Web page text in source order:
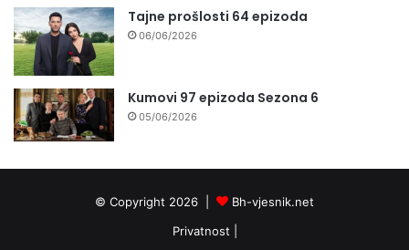
Tajne prošlosti 64 epizoda
06/06/2026
Kumovi 97 epizoda Sezona 6
05/06/2026
© Copyright 2026 |
Bh-vjesnik.net
Privatnost